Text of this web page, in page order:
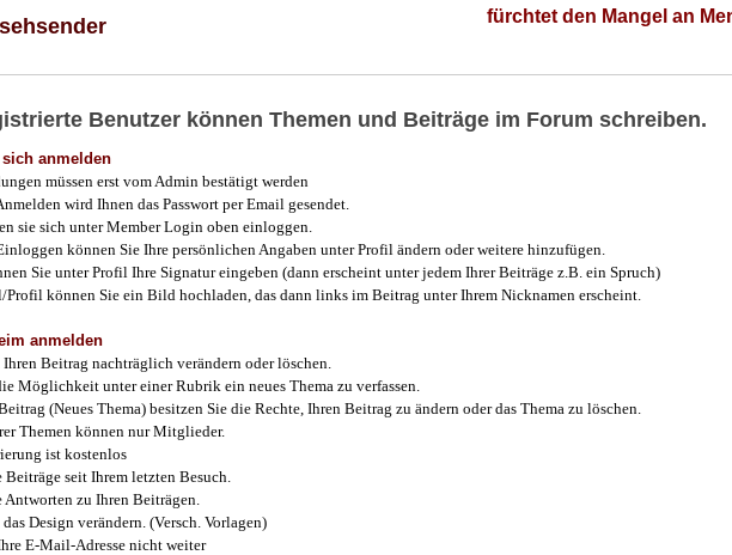
fürchtet den Mangel an
Benutzer können Themen und Beiträge im Forum schreiben.
anmelden
müssen erst vom Admin bestätigt werden
wird Ihnen das Passwort per Email gesendet.
sie sich unter Member Login oben einloggen.
können Sie Ihre persönlichen Angaben unter Profil ändern oder weitere hinzufügen.
Sie unter Profil Ihre Signatur eingeben (dann erscheint unter jedem Ihrer Beiträge z.B. ein Spruch)
Profil können Sie ein Bild hochladen, das dann links im Beitrag unter Ihrem Nicknamen erscheint.
anmelden
Beitrag nachträglich verändern oder löschen.
Möglichkeit unter einer Rubrik ein neues Thema zu verfassen.
(Neues Thema) besitzen Sie die Rechte, Ihren Beitrag zu ändern oder das Thema zu löschen.
Themen können nur Mitglieder.
ist kostenlos
Beiträge seit Ihrem letzten Besuch.
Antworten zu Ihren Beiträgen.
Design verändern. (Versch. Vorlagen)
E-Mail-Adresse nicht weiter